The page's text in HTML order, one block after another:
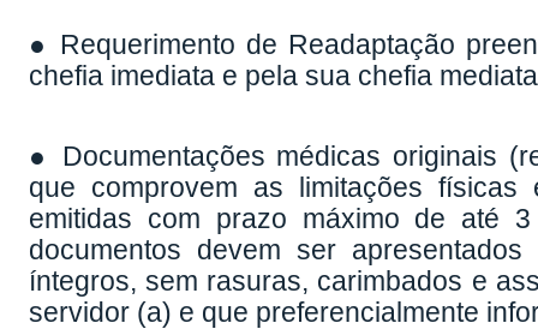
● Requerimento de Readaptação
chefia imediata e pela sua chefia
● Documentações médicas originais
que comprovem as limitações
emitidas com prazo máximo de até
documentos devem ser
íntegros, sem rasuras, carimbados e
servidor (a) e que preferencialmente